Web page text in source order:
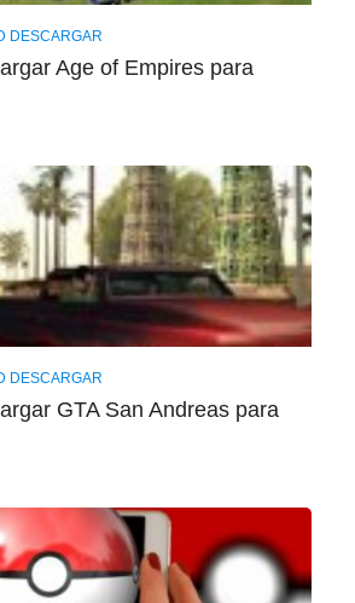
DESCARGAR
Age of Empires para
DESCARGAR
GTA San Andreas para